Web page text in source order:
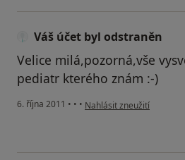
Váš účet byl odstraněn
Velice milá,pozorná,vše
pediatr kterého znám :-)
6. října 2011 • • • podle názoru uživatele
Nahlásit zneužití